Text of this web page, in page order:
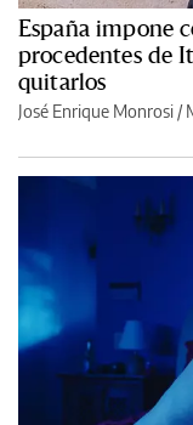
España impone
procedentes de
quitarlos
José Enrique Monrosi /